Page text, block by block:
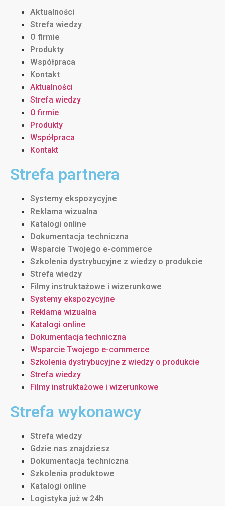
Aktualności
Strefa wiedzy
O firmie
Produkty
Współpraca
Kontakt
Aktualności
Strefa wiedzy
O firmie
Produkty
Współpraca
Kontakt
Strefa partnera
Systemy ekspozycyjne
Reklama wizualna
Katalogi online
Dokumentacja techniczna
Wsparcie Twojego e-commerce
Szkolenia dystrybucyjne z wiedzy o produkcie
Strefa wiedzy
Filmy instruktażowe i wizerunkowe
Systemy ekspozycyjne
Reklama wizualna
Katalogi online
Dokumentacja techniczna
Wsparcie Twojego e-commerce
Szkolenia dystrybucyjne z wiedzy o produkcie
Strefa wiedzy
Filmy instruktażowe i wizerunkowe
Strefa wykonawcy
Strefa wiedzy
Gdzie nas znajdziesz
Dokumentacja techniczna
Szkolenia produktowe
Katalogi online
Logistyka już w 24h